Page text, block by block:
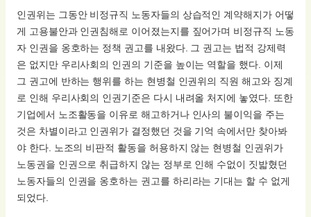
인권위는 그동안 비정규직 노동자들의 상습적인 계약해지가 어떻
게 고용불안과 인권침해로 이어졌는지를 짚어가며 비정규직 노동
자 인권을 옹호하는 정책 권고를 내왔다. 그 권고는 법적 강제력
은 없지만 우리사회의 인권의 기준을 높이는 역할을 했다. 이제
그 권고에 반하는 행위를 하는 현병철 인권위의 직원 해고와 징계
로 인해 우리사회의 인권기준은 다시 내려올 처지에 놓였다. 또한
기업에서 노조활동을 이유로 해고하거나 인사의 불이익을 주는
것은 차별이라고 인권위가 결정했던 것을 기억 속에서만 찾아봐
야 한다. 노조의 비판적 활동을 허용하지 않는 현병철 인권위가
노동권을 인권으로 취급하지 않는 정부로 인해 수없이 짓밟혔던
노동자들의 인권을 옹호하는 권고를 하리라는 기대는 할 수 없게
되었다.